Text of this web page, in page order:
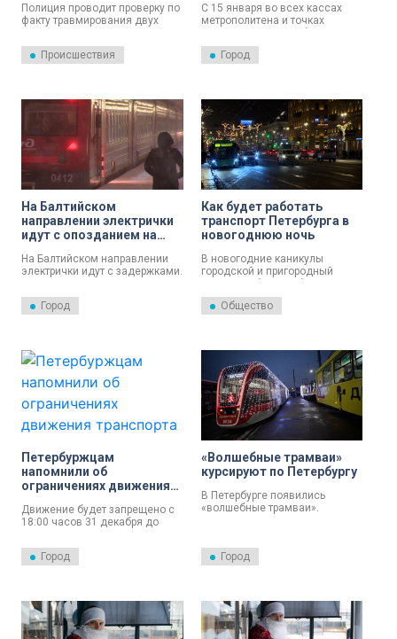
Полиция проводит проверку по
факту травмирования двух
автобуса. Об этом 13 января
сообщили в пресс-службе ГУ
Происшествия
С 15 января во всех кассах
метрополитена и точках
ГКУ «Организатор перевозок» в
реализацию поступит карта
Город
На Балтийском
направлении электрички
идут с опозданием на
На Балтийском направлении
электрички идут с задержками.
прибывают с опозданием до
30 минут. Об этом вечером 9
Город
Как будет работать
транспорт Петербурга в
новогоднюю ночь
В новогодние каникулы
городской и пригородный
графикам воскресенья.
Общество
Петербуржцам
напомнили об
ограничениях движения
новогоднюю ночь
Движение будет запрещено с
18:00 часов 31 декабря до
участках дорог в Центральном
и Адмиралтейском районах. Об
Город
«Волшебные трамваи»
курсируют по Петербургу
В Петербурге появились
«волшебные трамваи».
Город